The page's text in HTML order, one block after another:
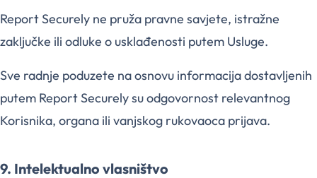
Report Securely ne pruža pravne savjete, istražne
zaključke ili odluke o usklađenosti putem Usluge.
Sve radnje poduzete na osnovu informacija dostavljenih
putem Report Securely su odgovornost relevantnog
Korisnika, organa ili vanjskog rukovaoca prijava.
9. Intelektualno vlasništvo